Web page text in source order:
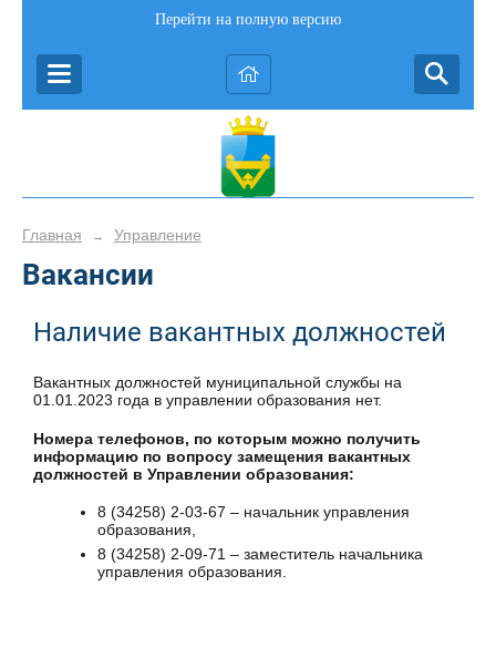
Перейти на полную версию
Главная → Управление
Вакансии
Наличие вакантных должностей
Вакантных должностей муниципальной службы на
01.01.2023 года в управлении образования нет.
Номера телефонов, по которым можно получить
информацию по вопросу замещения вакантных
должностей в Управлении образования:
8 (34258) 2-03-67 – начальник управления
образования,
8 (34258) 2-09-71 – заместитель начальника
управления образования.